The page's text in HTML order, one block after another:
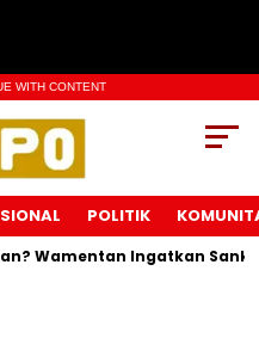
WITH CONTENT
POLITIK
Ingatkan Sanksi